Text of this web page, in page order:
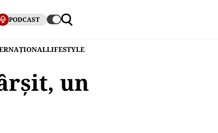
PODCAST
LIFESTYLE
un